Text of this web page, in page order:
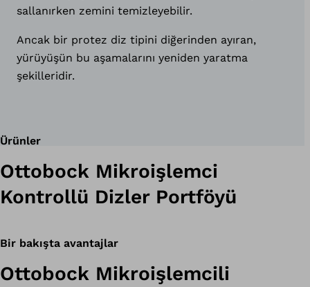
sallanırken zemini temizleyebilir.
Ancak bir protez diz tipini diğerinden ayıran,
yürüyüşün bu aşamalarını yeniden yaratma
şekilleridir.
Ürünler
Ottobock Mikroişlemci
Kontrollü Dizler Portföyü
Bir bakışta avantajlar
Ottobock Mikroişlemcili